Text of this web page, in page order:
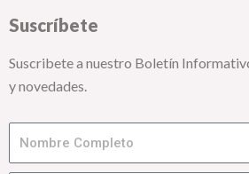
Suscríbete
Suscribete a nuestro Boletín
y novedades.